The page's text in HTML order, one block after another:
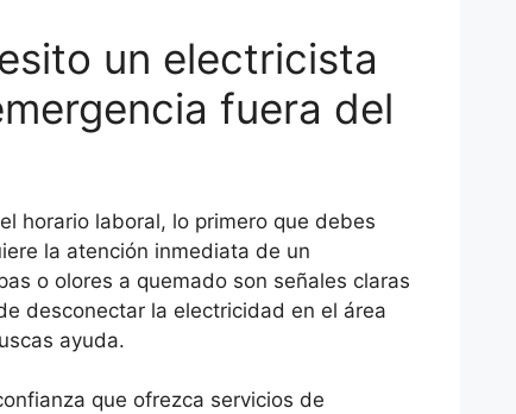
un electricista
fuera del
horario laboral, lo primero que debes
la atención inmediata de un
o olores a quemado son señales claras
desconectar la electricidad en el área
ayuda.
que ofrezca servicios de